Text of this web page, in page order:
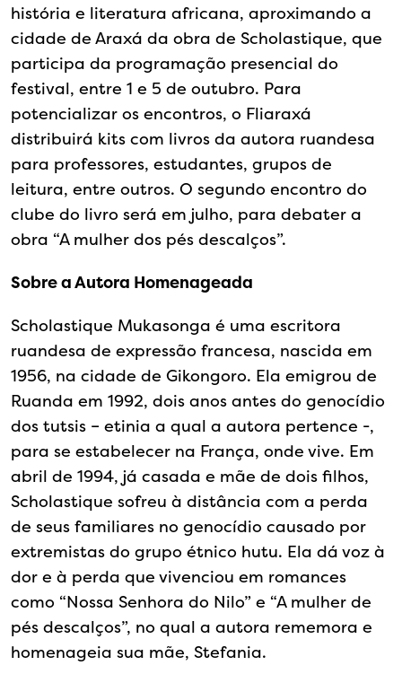
história e literatura africana, aproximando a
cidade de Araxá da obra de Scholastique, que
participa da programação presencial do
festival, entre 1 e 5 de outubro. Para
potencializar os encontros, o Fliaraxá
distribuirá kits com livros da autora ruandesa
para professores, estudantes, grupos de
leitura, entre outros. O segundo encontro do
clube do livro será em julho, para debater a
obra “A mulher dos pés descalços”.
Sobre a Autora Homenageada
Scholastique Mukasonga é uma escritora
ruandesa de expressão francesa, nascida em
1956, na cidade de Gikongoro. Ela emigrou de
Ruanda em 1992, dois anos antes do genocídio
dos tutsis – etinia a qual a autora pertence -,
para se estabelecer na França, onde vive. Em
abril de 1994, já casada e mãe de dois filhos,
Scholastique sofreu à distância com a perda
de seus familiares no genocídio causado por
extremistas do grupo étnico hutu. Ela dá voz à
dor e à perda que vivenciou em romances
como “Nossa Senhora do Nilo” e “A mulher de
pés descalços”, no qual a autora rememora e
homenageia sua mãe, Stefania.